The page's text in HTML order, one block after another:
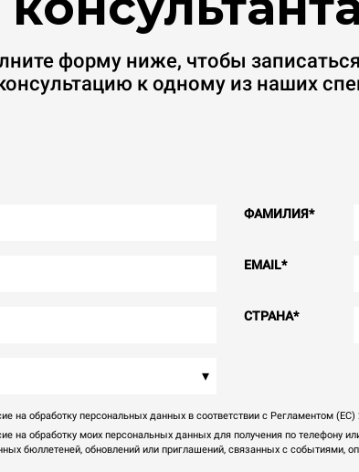
форму ниже, чтобы
к одному из наших
ФАМИЛИЯ*
EMAIL*
СТРАНА*
▾
на обработку персональных данных в соответствии с Регламентом (ЕС)
на обработку моих персональных данных для получения по телефону
бюллетеней, обновлений или приглашений, связанных с событиями,